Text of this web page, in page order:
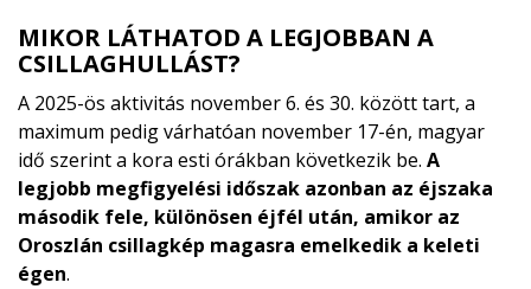
MIKOR LÁTHATOD A LEGJOBBAN A
CSILLAGHULLÁST?
A 2025-ös aktivitás november 6. és 30. között tart, a
maximum pedig várhatóan november 17-én, magyar
idő szerint a kora esti órákban következik be. A
legjobb megfigyelési időszak azonban az éjszaka
második fele, különösen éjfél után, amikor az
Oroszlán csillagkép magasra emelkedik a keleti
égen.